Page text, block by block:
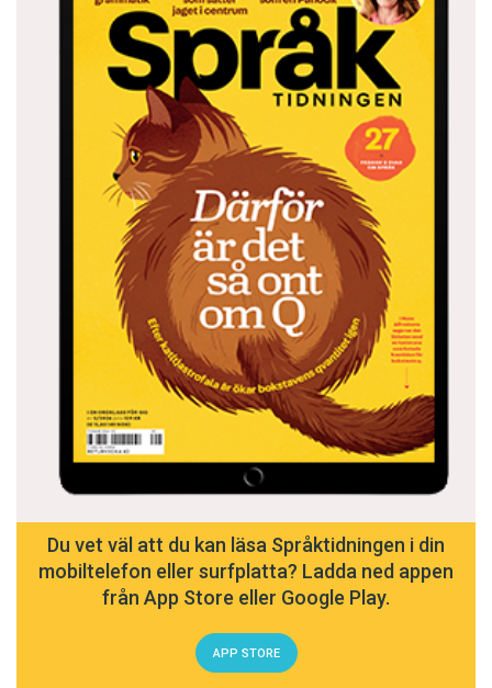
Du vet väl att du kan läsa Språktidningen i din
mobiltelefon eller surfplatta? Ladda ned appen
från App Store eller Google Play.
APP STORE